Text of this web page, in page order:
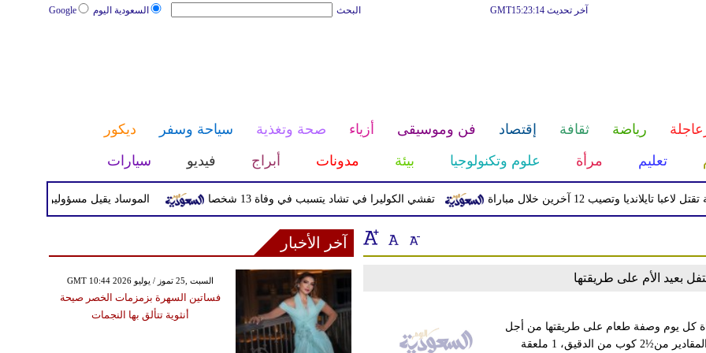
السعودية اليوم Google البحث آخر تحديث GMT15:23:14
رياضة ثقافة إقتصاد فن وموسيقى أزياء صحة وتغذية سياحة وسفر
ديكور
تعليم مرأة علوم وتكنولوجيا بيئة مدونات أبراج فيديو سيارات
الموساد يقيل مسؤولين بارزين بعد تفشي الكوليرا في تشاد يتسبب في وفاة 13 شخصا وتصيب 12 آخرين خلال مباراة
بعيد الأم على طريقتها
كل يوم وصفة طعام على طريقتها من أجل
ست الحبايب. وأولى هذه الوصفات هى البسكويت الطرى، وتتكون المقادير من½2 كوب من الدقيق، 1 ملعقة
آخر الأخبار
GMT 10:44 2026 السبت ,25 تموز / يوليو
فساتين السهرة بزمزمات الخصر صيحة
أنثوية تتألق بها النجمات